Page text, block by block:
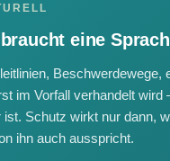
eine
Beschwerdewege,
im Vorfall verhandelt
ist. Schutz wirkt nur dann,
ihn auch ausspricht.